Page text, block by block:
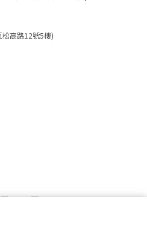
高路12號5樓)